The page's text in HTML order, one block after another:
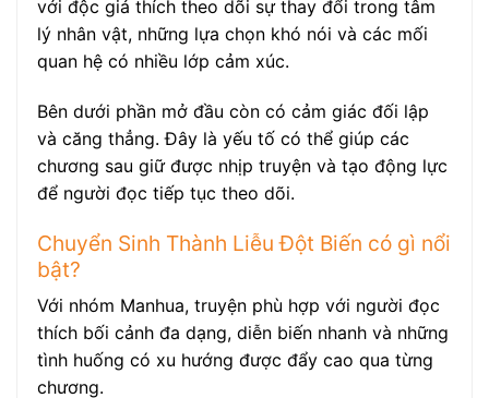
với độc giả thích theo dõi sự thay đổi trong tâm
lý nhân vật, những lựa chọn khó nói và các mối
quan hệ có nhiều lớp cảm xúc.
Bên dưới phần mở đầu còn có cảm giác đối lập
và căng thẳng. Đây là yếu tố có thể giúp các
chương sau giữ được nhịp truyện và tạo động lực
để người đọc tiếp tục theo dõi.
Chuyển Sinh Thành Liễu Đột Biến có gì nổi
bật?
Với nhóm Manhua, truyện phù hợp với người đọc
thích bối cảnh đa dạng, diễn biến nhanh và những
tình huống có xu hướng được đẩy cao qua từng
chương.